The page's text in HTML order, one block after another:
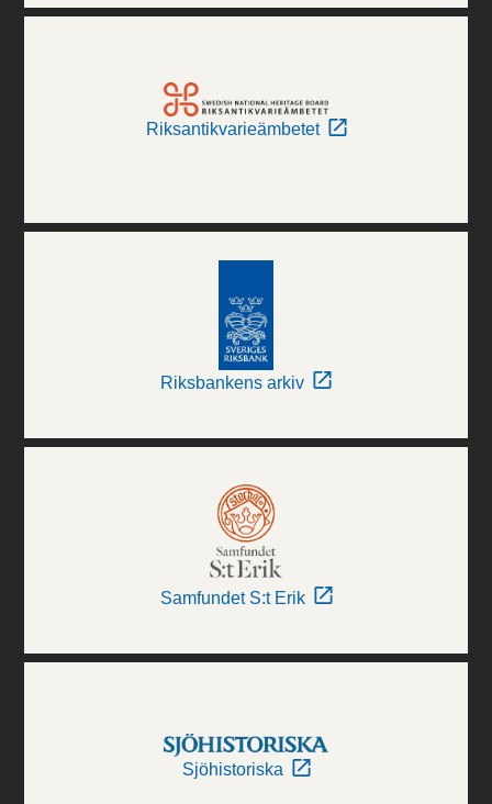
Riksantikvarieämbetet
Riksbankens arkiv
Samfundet S:t Erik
Sjöhistoriska